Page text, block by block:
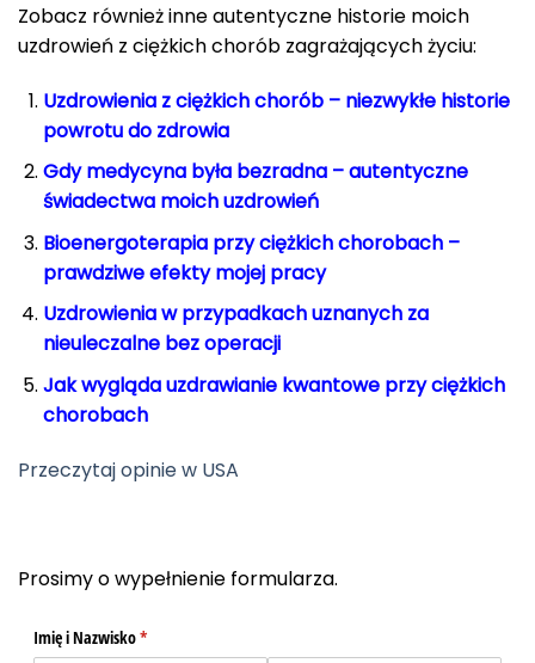
Zobacz również inne autentyczne historie moich
uzdrowień z ciężkich chorób zagrażających życiu:
Uzdrowienia z ciężkich chorób – niezwykłe historie
powrotu do zdrowia
Gdy medycyna była bezradna – autentyczne
świadectwa moich uzdrowień
Bioenergoterapia przy ciężkich chorobach –
prawdziwe efekty mojej pracy
Uzdrowienia w przypadkach uznanych za
nieuleczalne bez operacji
Jak wygląda uzdrawianie kwantowe przy ciężkich
chorobach
Przeczytaj opinie w USA
Prosimy o wypełnienie formularza.
Imię i Nazwisko*
(required)